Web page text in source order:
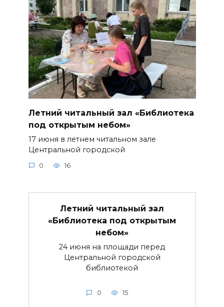
Летний читальный зал «Библиотека
под открытым небом»
17 июня в летнем читальном зале
Центральной городской
0 16
Летний читальный зал
«Библиотека под открытым
небом»
24 июня на площади перед
Центральной городской
библиотекой
0 15